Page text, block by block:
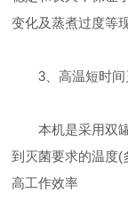
变化及蒸煮过度等
3、高温短时间
本机是采用双罐
到灭菌要求的温度(
高工作效率